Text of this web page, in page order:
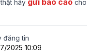
hãy gửi báo cáo cho
đăng tin
2025 10:09